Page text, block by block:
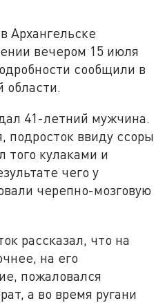
Архангельске
вечером 15 июля
сообщили в
области.
41-летний мужчина.
подросток ввиду ссоры
того кулаками и
чего у
черепно-мозговую
рассказал, что на
на его
пожаловался
а во время ругани